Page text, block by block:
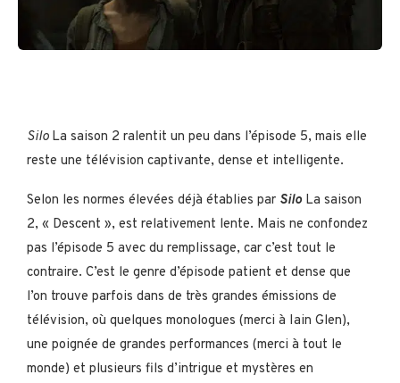
Silo La saison 2 ralentit un peu dans l’épisode 5, mais elle
reste une télévision captivante, dense et intelligente.
Selon les normes élevées déjà établies par SiloLa saison
2, « Descent », est relativement lente. Mais ne confondez
pas l’épisode 5 avec du remplissage, car c’est tout le
contraire. C’est le genre d’épisode patient et dense que
l’on trouve parfois dans de très grandes émissions de
télévision, où quelques monologues (merci à Iain Glen),
une poignée de grandes performances (merci à tout le
monde) et plusieurs fils d’intrigue et mystères en